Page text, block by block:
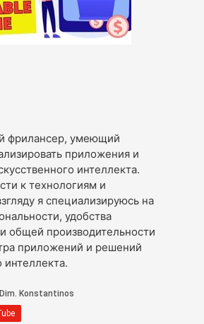
фрилансер, умеющий
приложения и
интеллекта.
к технологиям и
я специализируюсь на
удобства
общей производительности
приложений и решений
интеллекта.